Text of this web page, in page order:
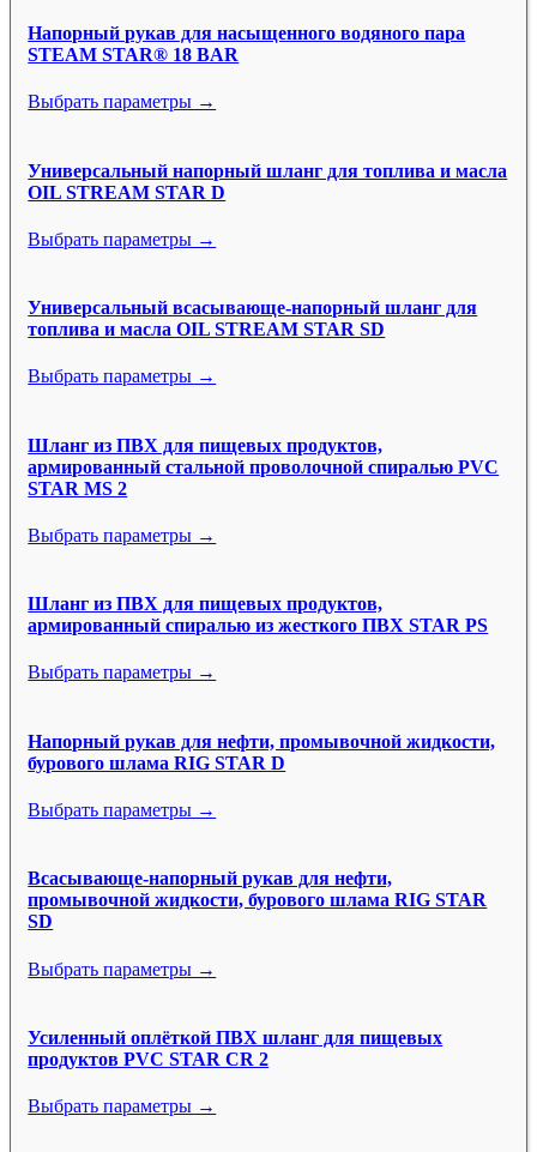
Напорный рукав для насыщенного водяного пара
STEAM STAR® 18 BAR
Выбрать параметры →
Универсальный напорный шланг для топлива и масла
OIL STREAM STAR D
Выбрать параметры →
Универсальный всасывающе-напорный шланг для
топлива и масла OIL STREAM STAR SD
Выбрать параметры →
Шланг из ПВХ для пищевых продуктов,
армированный стальной проволочной спиралью PVC
STAR MS 2
Выбрать параметры →
Шланг из ПВХ для пищевых продуктов,
армированный спиралью из жесткого ПВХ STAR PS
Выбрать параметры →
Напорный рукав для нефти, промывочной жидкости,
бурового шлама RIG STAR D
Выбрать параметры →
Всасывающе-напорный рукав для нефти,
промывочной жидкости, бурового шлама RIG STAR
SD
Выбрать параметры →
Усиленный оплёткой ПВХ шланг для пищевых
продуктов PVC STAR CR 2
Выбрать параметры →